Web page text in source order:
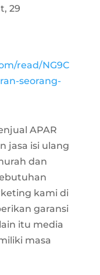
29
read/NG9C
seorang-
APAR
jasa isi ulang
dan
kami di
garansi
itu media
masa